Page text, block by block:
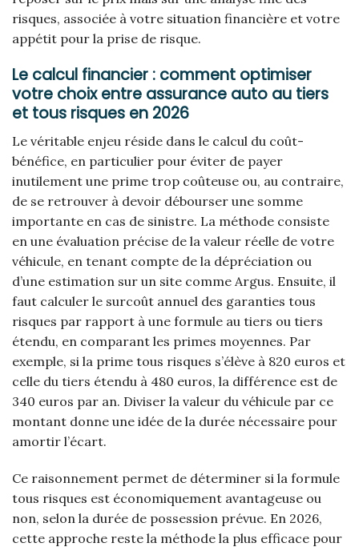
risques, associée à votre situation financière et votre
appétit pour la prise de risque.
Le calcul financier : comment optimiser
votre choix entre assurance auto au tiers
et tous risques en 2026
Le véritable enjeu réside dans le calcul du coût-
bénéfice, en particulier pour éviter de payer
inutilement une prime trop coûteuse ou, au contraire,
de se retrouver à devoir débourser une somme
importante en cas de sinistre. La méthode consiste
en une évaluation précise de la valeur réelle de votre
véhicule, en tenant compte de la dépréciation ou
d’une estimation sur un site comme Argus. Ensuite, il
faut calculer le surcoût annuel des garanties tous
risques par rapport à une formule au tiers ou tiers
étendu, en comparant les primes moyennes. Par
exemple, si la prime tous risques s’élève à 820 euros et
celle du tiers étendu à 480 euros, la différence est de
340 euros par an. Diviser la valeur du véhicule par ce
montant donne une idée de la durée nécessaire pour
amortir l’écart.
Ce raisonnement permet de déterminer si la formule
tous risques est économiquement avantageuse ou
non, selon la durée de possession prévue. En 2026,
cette approche reste la méthode la plus efficace pour